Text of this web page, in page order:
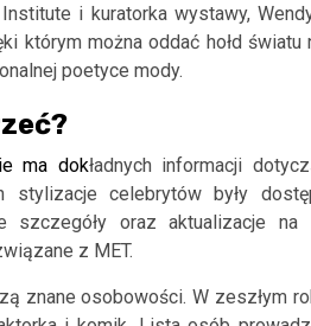
i kuratorka wystawy,
którym można oddać hołd światu
poetyce mody.
ma dokładnych informacji
stylizacje celebrytów były
szczegóły oraz aktualizacje
z MET.
znane osobowości. W zeszłym